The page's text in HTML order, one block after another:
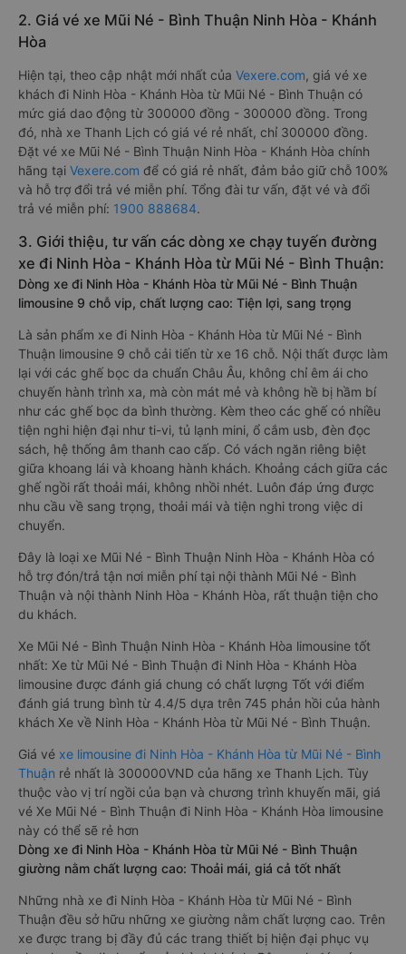
2. Giá vé xe Mũi Né - Bình Thuận Ninh Hòa - Khánh
Hòa
Hiện tại, theo cập nhật mới nhất của Vexere.com, giá vé xe
khách đi Ninh Hòa - Khánh Hòa từ Mũi Né - Bình Thuận có
mức giá dao động từ 300000 đồng - 300000 đồng. Trong
đó, nhà xe Thanh Lịch có giá vé rẻ nhất, chỉ 300000 đồng.
Đặt vé xe Mũi Né - Bình Thuận Ninh Hòa - Khánh Hòa chính
hãng tại Vexere.com để có giá rẻ nhất, đảm bảo giữ chỗ 100%
và hỗ trợ đổi trả vé miễn phí. Tổng đài tư vấn, đặt vé và đổi
trả vé miễn phí: 1900 888684.
3. Giới thiệu, tư vấn các dòng xe chạy tuyến đường
xe đi Ninh Hòa - Khánh Hòa từ Mũi Né - Bình Thuận:
Dòng xe đi Ninh Hòa - Khánh Hòa từ Mũi Né - Bình Thuận
limousine 9 chỗ vip, chất lượng cao: Tiện lợi, sang trọng
Là sản phẩm xe đi Ninh Hòa - Khánh Hòa từ Mũi Né - Bình
Thuận limousine 9 chỗ cải tiến từ xe 16 chỗ. Nội thất được làm
lại với các ghế bọc da chuẩn Châu Âu, không chỉ êm ái cho
chuyến hành trình xa, mà còn mát mẻ và không hề bị hầm bí
như các ghế bọc da bình thường. Kèm theo các ghế có nhiều
tiện nghi hiện đại như ti-vi, tủ lạnh mini, ổ cắm usb, đèn đọc
sách, hệ thống âm thanh cao cấp. Có vách ngăn riêng biệt
giữa khoang lái và khoang hành khách. Khoảng cách giữa các
ghế ngồi rất thoải mái, không nhồi nhét. Luôn đáp ứng được
nhu cầu về sang trọng, thoải mái và tiện nghi trong việc di
chuyển.
Đây là loại xe Mũi Né - Bình Thuận Ninh Hòa - Khánh Hòa có
hỗ trợ đón/trả tận nơi miễn phí tại nội thành Mũi Né - Bình
Thuận và nội thành Ninh Hòa - Khánh Hòa, rất thuận tiện cho
du khách.
Xe Mũi Né - Bình Thuận Ninh Hòa - Khánh Hòa limousine tốt
nhất: Xe từ Mũi Né - Bình Thuận đi Ninh Hòa - Khánh Hòa
limousine được đánh giá chung có chất lượng Tốt với điểm
đánh giá trung bình từ 4.4/5 dựa trên 745 phản hồi của hành
khách Xe về Ninh Hòa - Khánh Hòa từ Mũi Né - Bình Thuận.
Giá vé xe limousine đi Ninh Hòa - Khánh Hòa từ Mũi Né - Bình
Thuận rẻ nhất là 300000VND của hãng xe Thanh Lịch. Tùy
thuộc vào vị trí ngồi của bạn và chương trình khuyến mãi, giá
vé Xe Mũi Né - Bình Thuận đi Ninh Hòa - Khánh Hòa limousine
này có thể sẽ rẻ hơn
Dòng xe đi Ninh Hòa - Khánh Hòa từ Mũi Né - Bình Thuận
giường nằm chất lượng cao: Thoải mái, giá cả tốt nhất
Những nhà xe đi Ninh Hòa - Khánh Hòa từ Mũi Né - Bình
Thuận đều sở hữu những xe giường nằm chất lượng cao. Trên
xe được trang bị đầy đủ các trang thiết bị hiện đại phục vụ